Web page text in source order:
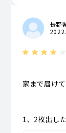
長野
家まで届け
1、2枚出し